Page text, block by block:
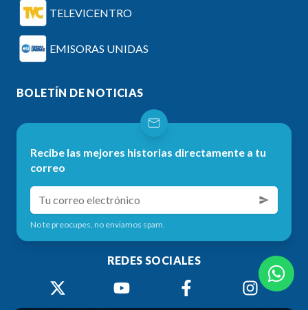
TELEVICENTRO
EMISORAS UNIDAS
BOLETÍN DE NOTICIAS
Recibe las mejores historias directamente a tu
correo
No te preocupes, no enviamos spam.
REDES SOCIALES